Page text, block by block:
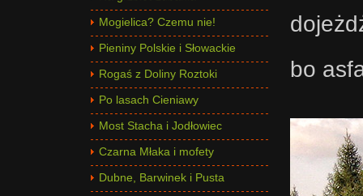
bo
Mogielica? Czemu nie!
Pieniny Polskie i Słowackie
Rogaś z Doliny Roztoki
Po lasach Cieniawy
Most Stacha i Jodłowiec
Czarna Młaka i mofety
Dubne, Barwinek i Pusta